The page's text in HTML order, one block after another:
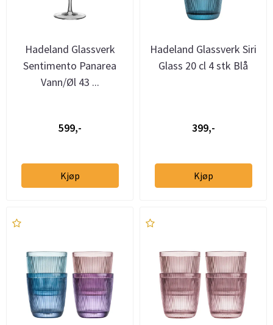
Hadeland Glassverk
Sentimento Panarea
Vann/Øl 43 ...
599,-
Kjøp
Hadeland Glassverk Siri
Glass 20 cl 4 stk Blå
399,-
Kjøp